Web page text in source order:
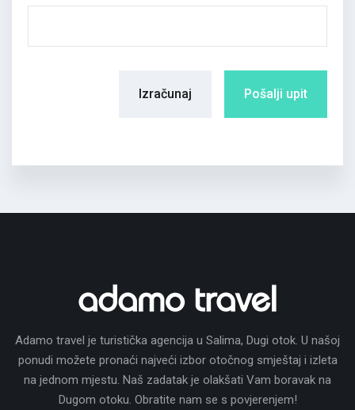
Izračunaj Pošalji upit
Adamo travel je turistička agencija u Salima, Dugi otok. U našoj
ponudi možete pronaći najveći izbor otočnog smještaj i izleta
na jednom mjestu. Naš zadatak je olakšati Vam boravak na
Dugom otoku. Obratite nam se s povjerenjem!